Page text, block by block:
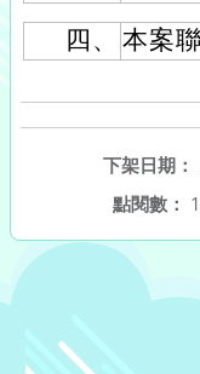
四、
本案
下架日期：
點閱數：